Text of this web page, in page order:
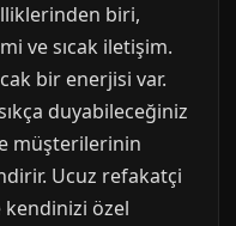
biri,
ve sıcak iletişim.
bir enerjisi var.
duyabileceğiniz
müşterilerinin
Ucuz refakatçi
özel